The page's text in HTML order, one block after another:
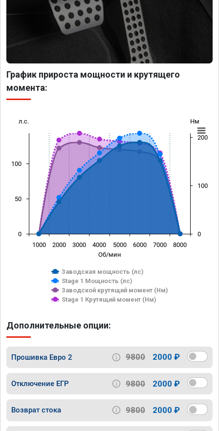
График прироста мощности и крутящего
момента:
Об/мин
л.с. Нм
Заводская мощность (лс)
Stage 1 Мощность (лс)
Заводской крутящий момент (Нм)
Stage 1 Крутящий момент (Нм)
1000 2000 3000 4000 5000 6000 7000 8000
0
50
100
0
100
200
Дополнительные опции:
Прошивка Евро 2 9800 2000 ₽
Отключение ЕГР 9800 2000 ₽
Возврат стока 9800 2000 ₽